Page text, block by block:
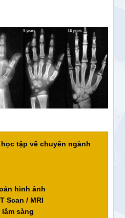
tập về chuyên ngành
hình ảnh
Scan / MRI
lâm sàng